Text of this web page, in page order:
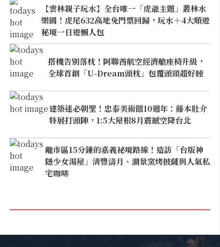
【雲林親子玩水】全台唯一「虎爺主題」叢林水
樂園！虎尾632高地免門票回歸，玩水＋4大順遊
秘境一日遊懶人包
搭機告別落枕！阿聯酋航空經濟艙座椅升級，
全球首創「U-Dream頭枕」包覆頭頸超好睡
建築迷必朝聖！忠泰美術館10週年：藤本壯介
特展打頭陣，1:5大屋根8月震撼空降台北
離市區15分鐘的嘉義祕境路線！造訪「台版神
隱少女湯屋」清豐濤月、湖景窯烤披薩與人氣私
宅咖啡